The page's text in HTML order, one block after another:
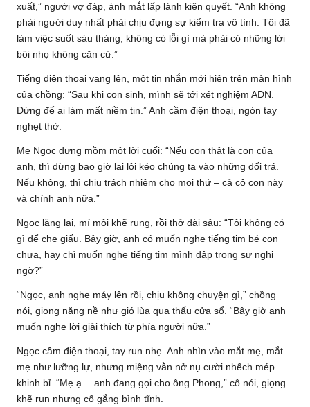
xuất,” người vợ đáp, ánh mắt lấp lánh kiên quyết. “Anh không
phải người duy nhất phải chịu đựng sự kiểm tra vô tình. Tôi đã
làm việc suốt sáu tháng, không có lỗi gì mà phải có những lời
bôi nhọ không căn cứ.”
Tiếng điện thoại vang lên, một tin nhắn mới hiện trên màn hình
của chồng: “Sau khi con sinh, mình sẽ tới xét nghiệm ADN.
Đừng để ai làm mất niềm tin.” Anh cầm điện thoại, ngón tay
nghẹt thở.
Mẹ Ngọc dựng mồm một lời cuối: “Nếu con thật là con của
anh, thì đừng bao giờ lại lôi kéo chúng ta vào những dối trá.
Nếu không, thì chịu trách nhiệm cho mọi thứ – cả cô con này
và chính anh nữa.”
Ngọc lặng lại, mí môi khẽ rung, rồi thở dài sâu: “Tôi không có
gì để che giấu. Bây giờ, anh có muốn nghe tiếng tim bé con
chưa, hay chỉ muốn nghe tiếng tim mình đập trong sự nghi
ngờ?”
“Ngọc, anh nghe máy lên rồi, chịu không chuyện gì,” chồng
nói, giọng nặng nề như gió lùa qua thấu cửa sổ. “Bây giờ anh
muốn nghe lời giải thích từ phía người nữa.”
Ngọc cầm điện thoại, tay run nhẹ. Anh nhìn vào mắt mẹ, mắt
mẹ như lưỡng lự, nhưng miệng vẫn nở nụ cười nhếch mép
khinh bỉ. “Mẹ ạ… anh đang gọi cho ông Phong,” cô nói, giọng
khẽ run nhưng cố gắng bình tĩnh.